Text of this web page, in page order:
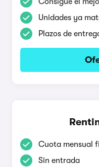
Unidades ya
Plazos de
Cuota mensual
Sin entrada